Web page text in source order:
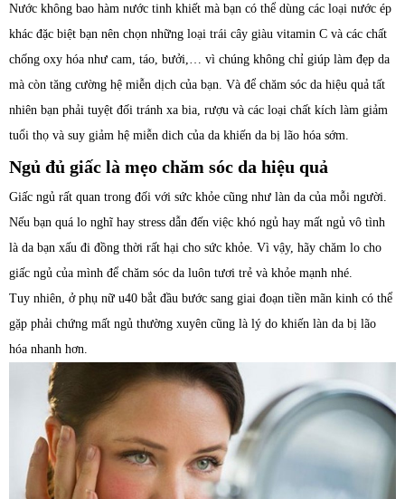
Nước không bao hàm nước tinh khiết mà bạn có thể dùng các loại nước ép
khác đặc biệt bạn nên chọn những loại trái cây giàu vitamin C và các chất
chống oxy hóa như cam, táo, bưởi,… vì chúng không chỉ giúp làm đẹp da
mà còn tăng cường hệ miễn dịch của bạn. Và để chăm sóc da hiệu quả tất
nhiên bạn phải tuyệt đối tránh xa bia, rượu và các loại chất kích làm giảm
tuổi thọ và suy giảm hệ miễn dich của da khiến da bị lão hóa sớm.
Ngủ đủ giấc là mẹo chăm sóc da hiệu quả
Giấc ngủ rất quan trong đối với sức khỏe cũng như làn da của mỗi người.
Nếu bạn quá lo nghĩ hay stress dẫn đến việc khó ngủ hay mất ngủ vô tình
là da bạn xấu đi đồng thời rất hại cho sức khỏe. Vì vậy, hãy chăm lo cho
giấc ngủ của mình để chăm sóc da luôn tươi trẻ và khỏe mạnh nhé.
Tuy nhiên, ở phụ nữ u40 bắt đầu bước sang giai đoạn tiền mãn kinh có thể
gặp phải chứng mất ngủ thường xuyên cũng là lý do khiến làn da bị lão
hóa nhanh hơn.